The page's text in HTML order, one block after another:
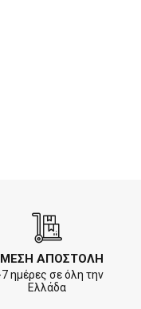
ΑΠΟΣΤΟΛΗ
ημέρες σε όλη την
Ελλάδα